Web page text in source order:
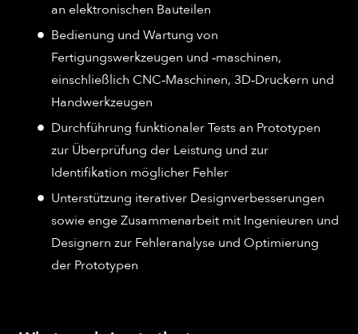
an elektronischen Bauteilen
Bedienung und Wartung von
Fertigungswerkzeugen und ‑maschinen,
einschließlich CNC‑Maschinen, 3D‑Druckern und
Handwerkzeugen
Durchführung funktionaler Tests an Prototypen
zur Überprüfung der Leistung und zur
Identifikation möglicher Fehler
Unterstützung iterativer Designverbesserungen
sowie enge Zusammenarbeit mit Ingenieuren und
Designern zur Fehleranalyse und Optimierung
der Prototypen